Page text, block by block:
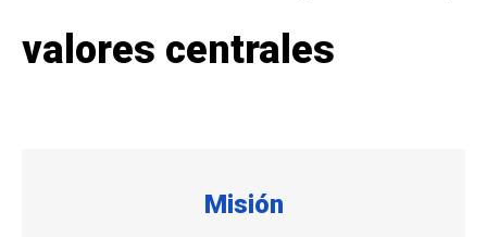
valores centrales
Misión